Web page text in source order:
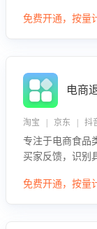
商家优化产品或
免费开通，按量
电商
淘宝 | 京东 | 抖
专注于电商食品
买家反馈，识别
低退款率，提升
免费开通，按量